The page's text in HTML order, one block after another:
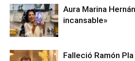
Aura Marina
incansable»
Falleció Ramón